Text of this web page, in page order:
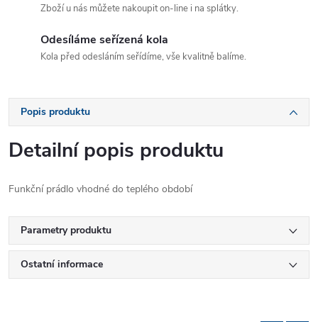
Zboží u nás můžete nakoupit on-line i na splátky.
Odesíláme seřízená kola
Kola před odesláním seřídíme, vše kvalitně balíme.
Popis produktu
Detailní popis produktu
Funkční prádlo vhodné do teplého období
Parametry produktu
Ostatní informace